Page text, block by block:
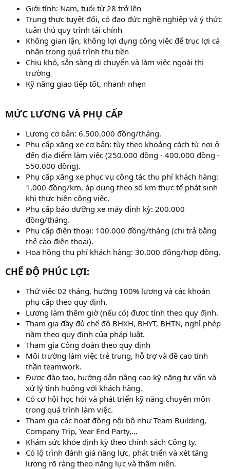
Giới tính: Nam, tuổi từ 28 trở lên
Trung thực tuyệt đối, có đạo đức nghề nghiệp và ý thức
tuân thủ quy trình tài chính
Không gian lận, không lợi dụng công việc để trục lợi cá
nhân trong quá trình thu tiền
Chịu khó, sẵn sàng di chuyển và làm việc ngoài thị
trường
Kỹ năng giao tiếp tốt, nhanh nhẹn
MỨC LƯƠNG VÀ PHỤ CẤP
Lương cơ bản: 6.500.000 đồng/tháng.
Phụ cấp xăng xe cơ bản: tùy theo khoảng cách từ nơi ở
đến địa điểm làm việc (250.000 đồng - 400.000 đồng -
550.000 đồng).
Phụ cấp xăng xe phục vụ công tác thu phí khách hàng:
1.000 đồng/km, áp dụng theo số km thực tế phát sinh
khi thực hiện công việc.
Phụ cấp bảo dưỡng xe máy định kỳ: 200.000
đồng/tháng.
Phụ cấp điện thoại: 100.000 đồng/tháng (chi trả bằng
thẻ cào điện thoại).
Hoa hồng thu phí khách hàng: 30.000 đồng/hợp đồng.
CHẾ ĐỘ PHÚC LỢI:
Thử việc 02 tháng, hưởng 100% lương và các khoản
phụ cấp theo quy định.
Lương làm thêm giờ (nếu có) được tính theo quy định.
Tham gia đầy đủ chế độ BHXH, BHYT, BHTN, nghỉ phép
năm theo quy định của pháp luật.
Tham gia Công đoàn theo quy định
Môi trường làm việc trẻ trung, hỗ trợ và đề cao tinh
thần teamwork.
Được đào tạo, hướng dẫn nâng cao kỹ năng tư vấn và
xử lý tình huống với khách hàng.
Có cơ hội học hỏi và phát triển kỹ năng chuyên môn
trong quá trình làm việc.
Tham gia các hoạt động nội bộ như Team Building,
Company Trip, Year End Party,…
Khám sức khỏe định kỳ theo chính sách Công ty.
Có lộ trình đánh giá năng lực, phát triển và xét tăng
lương rõ ràng theo năng lực và thâm niên.